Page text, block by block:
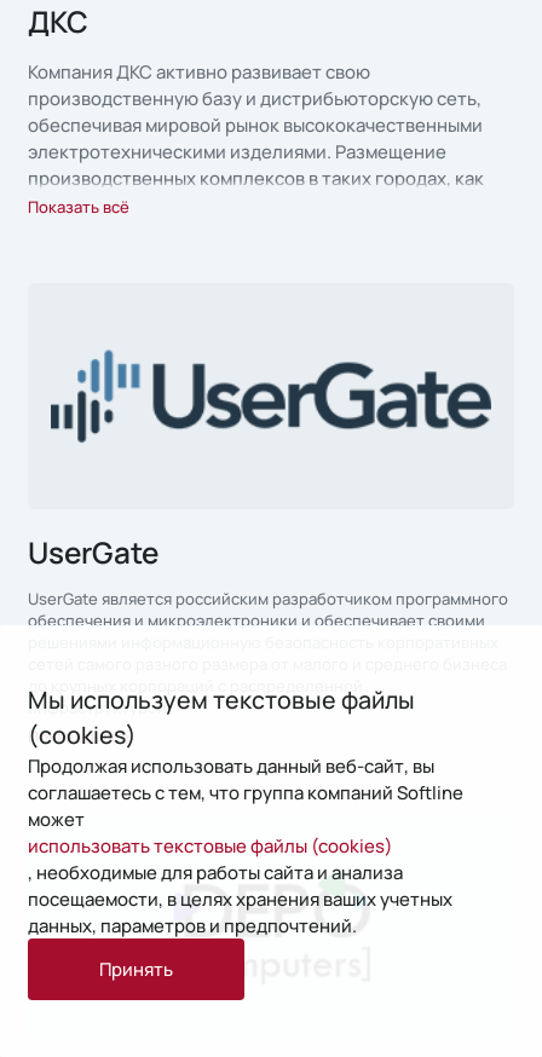
ДКС
Компания ДКС активно развивает свою
производственную базу и дистрибьюторскую сеть,
обеспечивая мировой рынок высококачественными
электротехническими изделиями. Размещение
производственных комплексов в таких городах, как
Тверь, Новосибирск и Владивосток, позволяет
маркировки, оборудование низкого и среднего
напряжения, взрывозащищенное оборудование и
многое другое.
Показать всё
UserGate
UserGate является российским разработчиком программного
обеспечения и микроэлектроники и обеспечивает своими
до крупных корпораций с распределенной
инфраструктурой.
Показать всё
Мы используем текстовые файлы
(cookies)
Продолжая использовать данный веб-сайт, вы
соглашаетесь с тем, что группа компаний Softline
может
использовать текстовые файлы (cookies)
, необходимые для работы сайта и анализа
посещаемости, в целях хранения ваших учетных
данных, параметров и предпочтений.
Принять